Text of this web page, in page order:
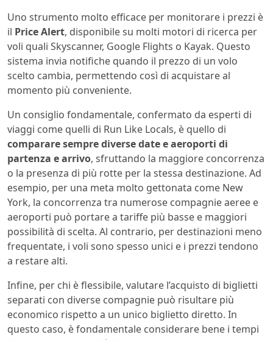
Uno strumento molto efficace per monitorare i prezzi è
il Price Alert, disponibile su molti motori di ricerca per
voli quali Skyscanner, Google Flights o Kayak. Questo
sistema invia notifiche quando il prezzo di un volo
scelto cambia, permettendo così di acquistare al
momento più conveniente.
Un consiglio fondamentale, confermato da esperti di
viaggi come quelli di Run Like Locals, è quello di
comparare sempre diverse date e aeroporti di
partenza e arrivo, sfruttando la maggiore concorrenza
o la presenza di più rotte per la stessa destinazione. Ad
esempio, per una meta molto gettonata come New
York, la concorrenza tra numerose compagnie aeree e
aeroporti può portare a tariffe più basse e maggiori
possibilità di scelta. Al contrario, per destinazioni meno
frequentate, i voli sono spesso unici e i prezzi tendono
a restare alti.
Infine, per chi è flessibile, valutare l’acquisto di biglietti
separati con diverse compagnie può risultare più
economico rispetto a un unico biglietto diretto. In
questo caso, è fondamentale considerare bene i tempi